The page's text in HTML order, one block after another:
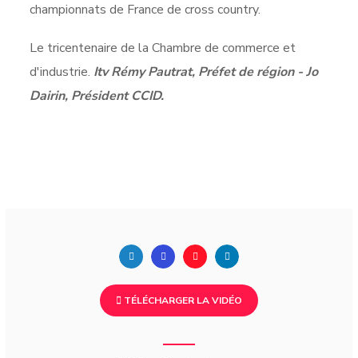
championnats de France de cross country.
Le tricentenaire de la Chambre de commerce et
d'industrie. Itv Rémy Pautrat, Préfet de région - Jo
Dairin, Président CCID.
TÉLÉCHARGER LA VIDÉO